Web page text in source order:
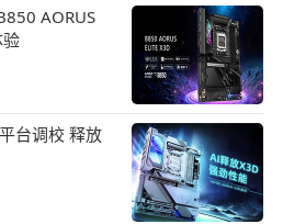
AORUS
验
台调校 释放